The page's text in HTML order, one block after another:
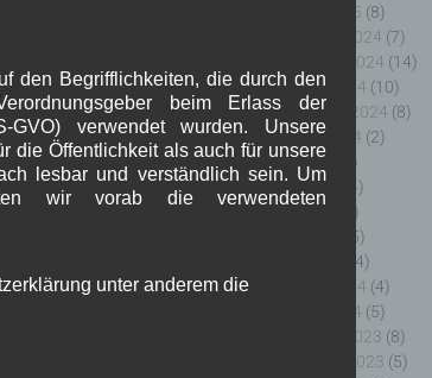
Januar 2025 (8)
Dezember 2024 (7)
November 2024 (14)
Oktober 2024 (10)
September 2024 (8)
August 2024 (2)
Juli 2024
(9)
Juni 2024
(4)
(4)
(5)
(4)
Februar 2024 (4)
Januar 2024 (5)
Dezember 2023 (8)
November 2023 (5)
den Begrifflichkeiten, die durch den
beim Erlass der
GVO) verwendet wurden. Unsere
die Öffentlichkeit als auch für unsere
lesbar und verständlich sein. Um
wir vorab die verwendeten
unter anderem die